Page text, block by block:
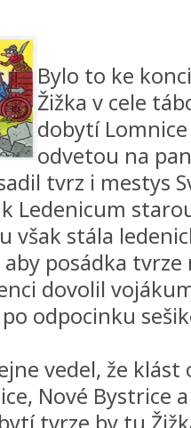
Bylo to ke
Žižka v cele
dobytí
odvetou na
tvrz i mestys
Ledenicum
však stála
posádka
dovolil
odpocinku
vedel, že
Nové Bystrice